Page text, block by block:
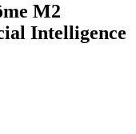
M2
Intelligence